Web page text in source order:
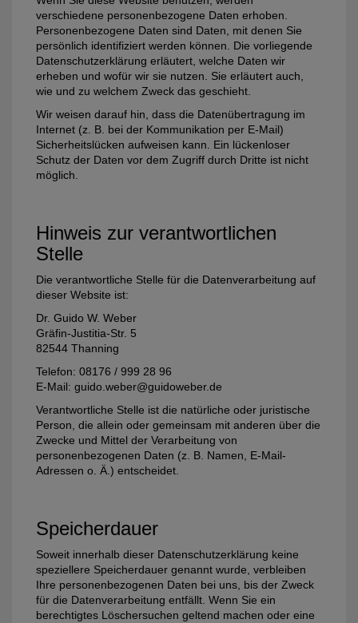
verschiedene personenbezogene Daten erhoben.
Personenbezogene Daten sind Daten, mit denen Sie
persönlich identifiziert werden können. Die vorliegende
Datenschutzerklärung erläutert, welche Daten wir
erheben und wofür wir sie nutzen. Sie erläutert auch,
wie und zu welchem Zweck das geschieht.
Wir weisen darauf hin, dass die Datenübertragung im
Internet (z. B. bei der Kommunikation per E-Mail)
Sicherheitslücken aufweisen kann. Ein lückenloser
Schutz der Daten vor dem Zugriff durch Dritte ist nicht
möglich.
Hinweis zur verantwortlichen
Stelle
Die verantwortliche Stelle für die Datenverarbeitung auf
dieser Website ist:
Dr. Guido W. Weber
Gräfin-Justitia-Str. 5
82544 Thanning
Telefon: 08176 / 999 28 96
E-Mail: guido.weber@guidoweber.de
Verantwortliche Stelle ist die natürliche oder juristische
Person, die allein oder gemeinsam mit anderen über die
Zwecke und Mittel der Verarbeitung von
personenbezogenen Daten (z. B. Namen, E-Mail-
Adressen o. Ä.) entscheidet.
Speicherdauer
Soweit innerhalb dieser Datenschutzerklärung keine
speziellere Speicherdauer genannt wurde, verbleiben
Ihre personenbezogenen Daten bei uns, bis der Zweck
für die Datenverarbeitung entfällt. Wenn Sie ein
berechtigtes Löschersuchen geltend machen oder eine